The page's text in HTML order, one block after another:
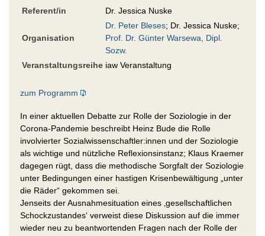
Referent/in
Dr. Jessica Nuske
Organisation
Dr. Peter Bleses; Dr. Jessica Nuske;
Prof. Dr. Günter Warsewa, Dipl.
Sozw.
Veranstaltungsreihe iaw Veranstaltung
zum Programm
In einer aktuellen Debatte zur Rolle der Soziologie in der
Corona-Pandemie beschreibt Heinz Bude die Rolle
involvierter Sozialwissenschaftler:innen und der Soziologie
als wichtige und nützliche Reflexionsinstanz; Klaus Kraemer
dagegen rügt, dass die methodische Sorgfalt der Soziologie
unter Bedingungen einer hastigen Krisenbewältigung „unter
die Räder“ gekommen sei.
Jenseits der Ausnahmesituation eines ‚gesellschaftlichen
Schockzustandes‘ verweist diese Diskussion auf die immer
wieder neu zu beantwortenden Fragen nach der Rolle der